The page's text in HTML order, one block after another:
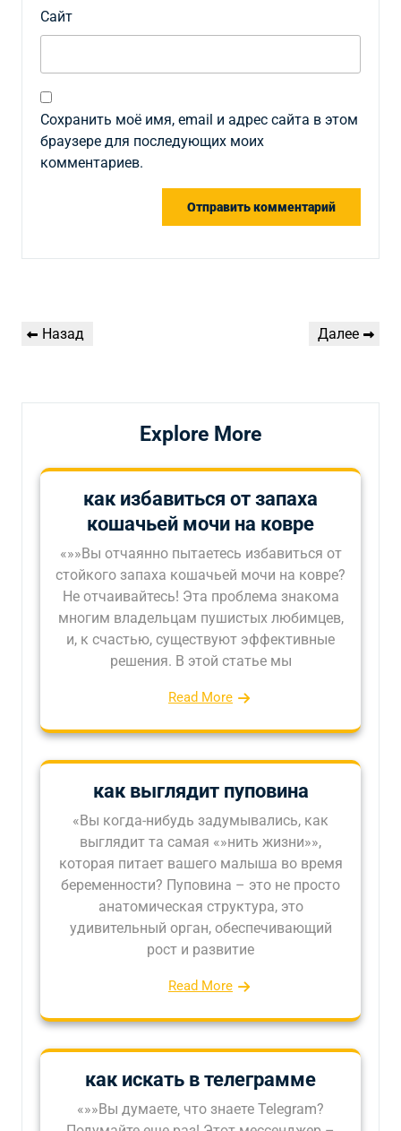
Сайт
Сохранить моё имя, email и адрес сайта в этом
браузере для последующих моих
комментариев.
по
Предыдущая
Назад
Следующая
Далее
Explore More
как избавиться от запаха
кошачьей мочи на ковре
«»»Вы отчаянно пытаетесь избавиться от
стойкого запаха кошачьей мочи на ковре?
Не отчаивайтесь! Эта проблема знакома
многим владельцам пушистых любимцев,
и, к счастью, существуют эффективные
решения. В этой статье мы
Read More
как выглядит пуповина
«Вы когда-нибудь задумывались, как
выглядит та самая «»нить жизни»»,
которая питает вашего малыша во время
беременности? Пуповина – это не просто
анатомическая структура, это
удивительный орган, обеспечивающий
рост и развитие
Read More
как искать в телеграмме
«»»Вы думаете‚ что знаете Telegram?